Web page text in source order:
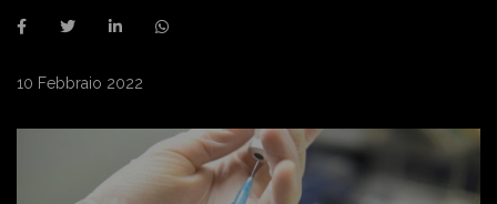
10 Febbraio 2022